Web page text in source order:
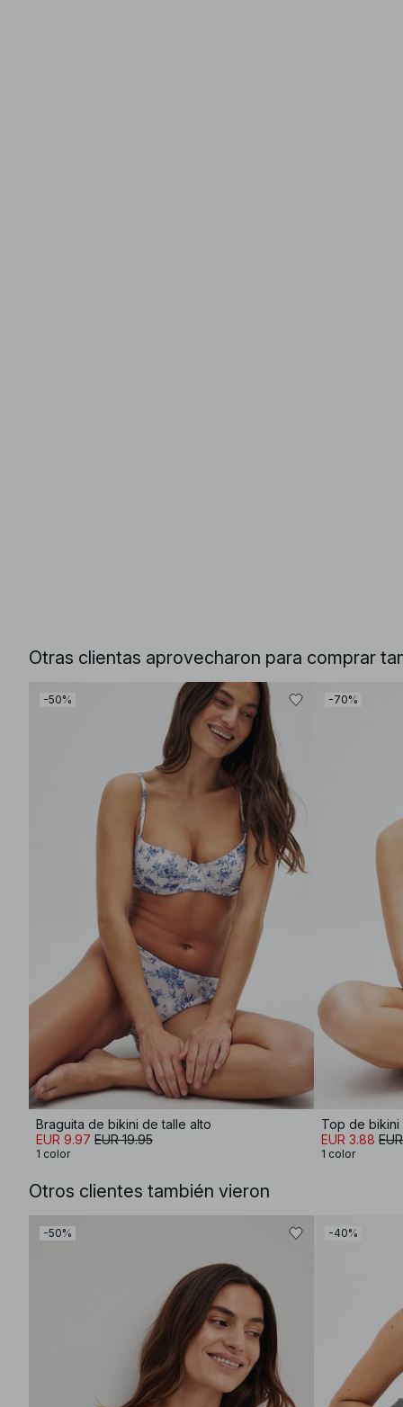
Otras clientas aprovecharon para comprar
-50%
Braguita de bikini de talle alto
EUR 9.97 EUR 19.95
1 color
-70%
Top de
EUR 3.88
1 color
Otros clientes también vieron
-50% -40%